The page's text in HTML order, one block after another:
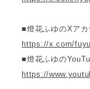
■燈花ふゆのXアカ
https://x.com/
■燈花ふゆの
https://